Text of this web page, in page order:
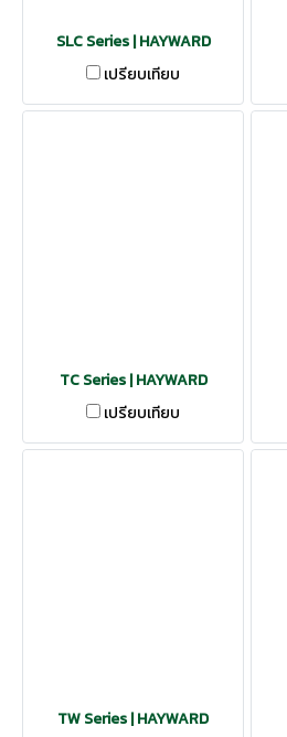
SLC Series | HAYWARD
เปรียบเทียบ
TC Series | HAYWARD
เปรียบเทียบ
TW Series | HAYWARD